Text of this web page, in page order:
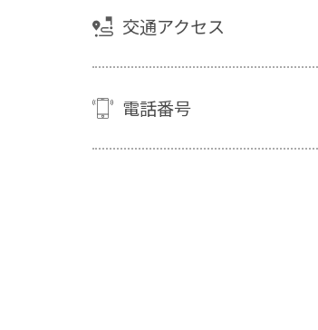
交通アクセス
電話番号